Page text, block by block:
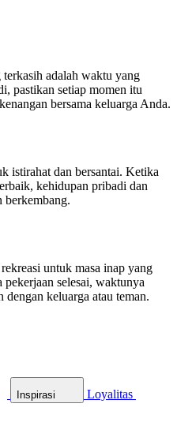
terkasih adalah waktu yang
pastikan setiap momen itu
bersama keluarga Anda.
istirahat dan bersantai. Ketika
kehidupan pribadi dan
berkembang.
untuk masa inap yang
pekerjaan selesai, waktunya
dengan keluarga atau teman.
Inspirasi
Loyalitas